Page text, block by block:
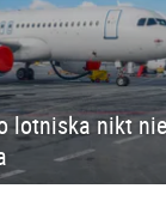
lotniska nikt